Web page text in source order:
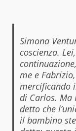
Simona
coscienza.
me e
mercificando
di Carlos. Ma
detto che
il bambino